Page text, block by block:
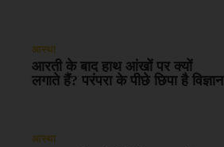
आस्था
आरती के बाद हाथ आंखों पर क्यों
लगाते हैं? परंपरा के पीछे छिपा है विज्ञान
आस्था